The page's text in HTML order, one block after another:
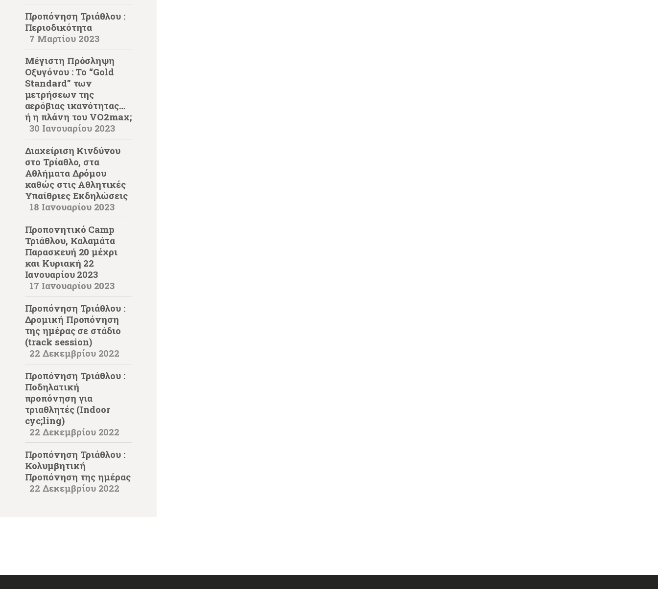
Προπόνηση Τριάθλου :
Περιοδικότητα
7 Μαρτίου 2023
Μέγιστη Πρόσληψη
Οξυγόνου : Το “Gold
Standard” των
μετρήσεων της
αερόβιας ικανότητας…
ή η πλάνη του VO2max;
30 Ιανουαρίου 2023
Διαχείριση Κινδύνου
στο Τρίαθλο, στα
Αθλήματα Δρόμου
καθώς στις Αθλητικές
Υπαίθριες Εκδηλώσεις
18 Ιανουαρίου 2023
Προπονητικό Camp
Τριάθλου, Καλαμάτα
Παρασκευή 20 μέχρι
και Κυριακή 22
Iανουαρίου 2023
17 Ιανουαρίου 2023
Προπόνηση Τριάθλου :
Δρομική Προπόνηση
της ημέρας σε στάδιο
(track session)
22 Δεκεμβρίου 2022
Προπόνηση Τριάθλου :
Ποδηλατική
προπόνηση για
τριαθλητές (Indoor
cyc;ling)
22 Δεκεμβρίου 2022
Προπόνηση Τριάθλου :
Κολυμβητική
Προπόνηση της ημέρας
22 Δεκεμβρίου 2022